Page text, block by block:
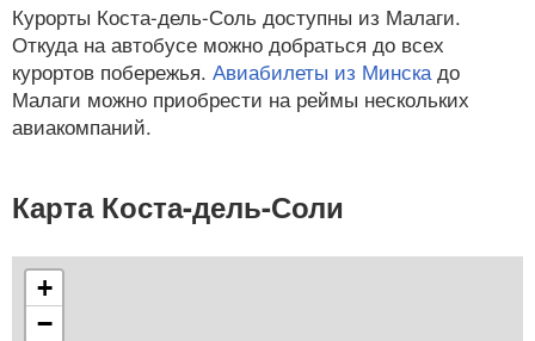
Курорты Коста-дель-Соль доступны из Малаги.
Откуда на автобусе можно добраться до всех
курортов побережья. Авиабилеты из Минскадо
Малаги можно приобрести на реймы нескольких
авиакомпаний.
Карта Коста-дель-Соли
+
−